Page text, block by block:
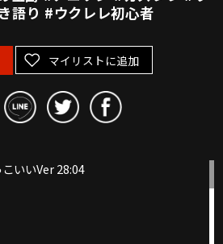
語り #ウクレレ初心者
マイリストに追加
いいVer 28:04